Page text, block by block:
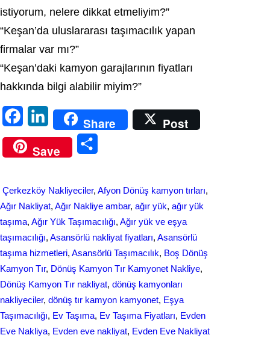
istiyorum, nelere dikkat etmeliyim?”
“Keşan’da uluslararası taşımacılık yapan
firmalar var mı?”
“Keşan’daki kamyon garajlarının fiyatları
hakkında bilgi alabilir miyim?”
a
c
o
o
k
i
n
d
I
n
Share
Post
Save
r
e
Çerkezköy Nakliyeciler, Afyon Dönüş kamyon tırları
Ağır Nakliyat, Ağır Nakliye ambar, ağır yük, ağır yük
taşıma, Ağır Yük Taşımacılığı, Ağır yük ve eşya
taşımacılığı, Asansörlü nakliyat fiyatları, Asansörlü
taşıma hizmetleri, Asansörlü Taşımacılık, Boş Dönüş
Kamyon Tır, Dönüş Kamyon Tır Kamyonet Nakliye
Dönüş Kamyon Tır nakliyat, dönüş kamyonları
nakliyeciler, dönüş tır kamyon kamyonet, Eşya
Taşımacılığı, Ev Taşıma, Ev Taşıma Fiyatları, Evden
Eve Nakliya, Evden eve nakliyat, Evden Eve Nakliyat